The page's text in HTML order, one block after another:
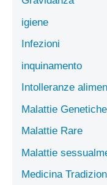
igiene
Infezioni
inquinamento
Intolleranze
Malattie Genetiche
Malattie Rare
Malattie
Medicina